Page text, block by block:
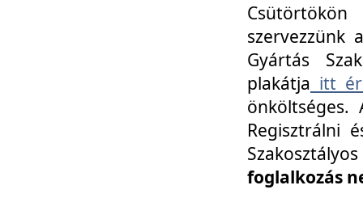
szervezzünk
Gyártás
plakátja itt
Regisztrálni
foglalkozás